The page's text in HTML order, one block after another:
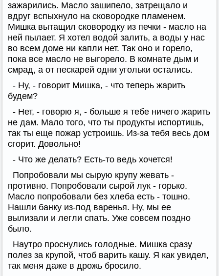
зажарились. Масло зашипело, затрещало и
вдруг вспыхнуло на сковородке пламенем.
Мишка вытащил сковородку из печки - масло на
ней пылает. Я хотел водой залить, а воды у нас
во всем доме ни капли нет. Так оно и горело,
пока все масло не выгорело. В комнате дым и
смрад, а от пескарей одни угольки остались.
- Ну, - говорит Мишка, - что теперь жарить
будем?
- Нет, - говорю я, - больше я тебе ничего жарить
не дам. Мало того, что ты продукты испортишь,
так ты еще пожар устроишь. Из-за тебя весь дом
сгорит. Довольно!
- Что же делать? Есть-то ведь хочется!
Попробовали мы сырую крупу жевать -
противно. Попробовали сырой лук - горько.
Масло попробовали без хлеба есть - тошно.
Нашли банку из-под варенья. Ну, мы ее
вылизали и легли спать. Уже совсем поздно
было.
Наутро проснулись голодные. Мишка сразу
полез за крупой, чтоб варить кашу. Я как увидел,
так меня даже в дрожь бросило.